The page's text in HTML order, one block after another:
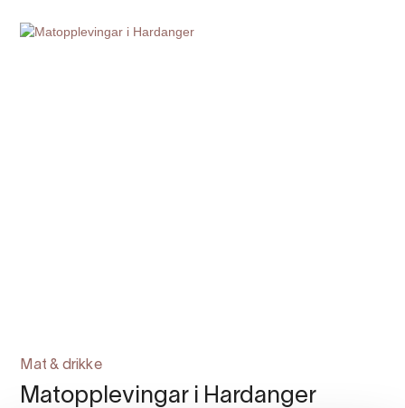
Mat & drikke
Matopplevingar i Hardanger